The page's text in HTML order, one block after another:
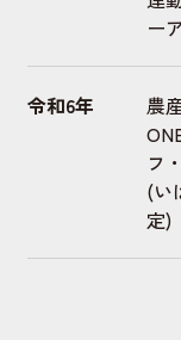
ー
令和6年
農
フ
(い
定)